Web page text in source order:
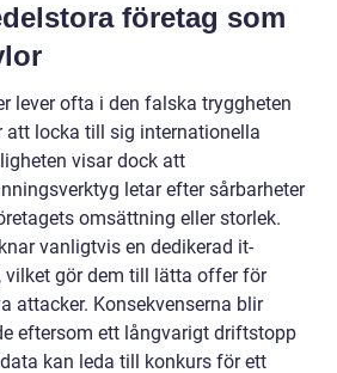
företag som
lever ofta i den falska tryggheten
att locka till sig internationella
visar dock att
letar efter sårbarheter
omsättning eller storlek.
vanligtvis en dedikerad it-
vilket gör dem till lätta offer för
attacker. Konsekvenserna blir
eftersom ett långvarigt driftstopp
kan leda till konkurs för ett